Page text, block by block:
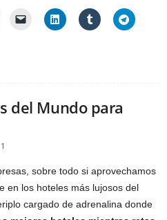
del Mundo para
1
sobre todo si aprovechamos
en los hoteles más lujosos del
cargado de adrenalina donde